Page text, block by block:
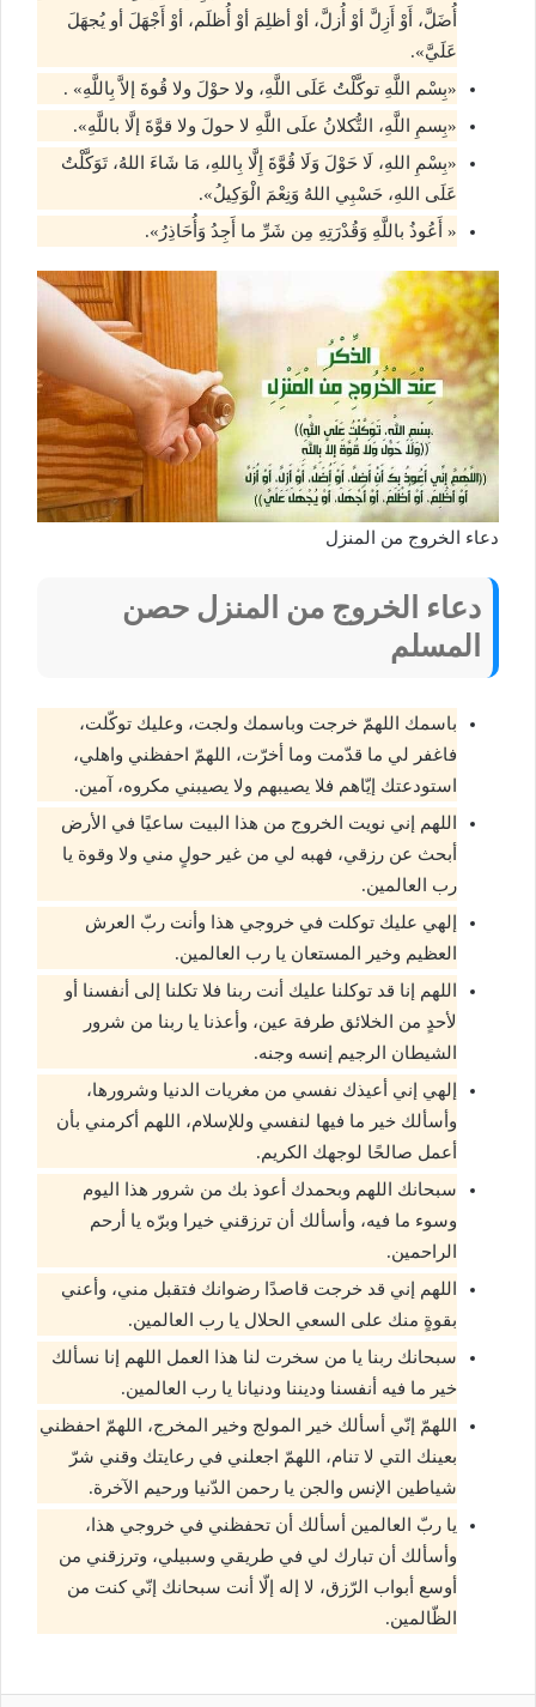
أُضَلَّ، أَوْ أَزِلَّ أوْ أُزلَّ، أوْ أظلِمَ أوْ أُظلَم، أوْ أَجْهَلَ أو يُجهَلَ
عَلَيَّ».
«بِسْم اللَّهِ توكَّلْتُ عَلَى اللَّهِ، ولا حوْلَ ولا قُوةَ إلاَّ بِاللَّهِ» .
«بِسمِ اللَّهِ، التُّكلانُ علَى اللَّهِ لا حولَ ولا قوَّةَ إلَّا باللَّهِ».
«بِسْمِ اللهِ، لَا حَوْلَ وَلَا قُوَّةَ إِلَّا بِاللهِ، مَا شَاءَ اللهُ، تَوَكَّلْتُ
عَلَى اللهِ، حَسْبِي اللهُ وَنِعْمَ الْوَكِيلُ».
« أَعُوذُ باللَّهِ وَقُدْرَتِهِ مِن شَرِّ ما أَجِدُ وَأُحَاذِرُ».
دعاء الخروج من المنزل
دعاء الخروج من المنزل حصن
المسلم
باسمك اللهمّ خرجت وباسمك ولجت، وعليك توكّلت،
فاغفر لي ما قدّمت وما أخرّت، اللهمّ احفظني واهلي،
استودعتك إيّاهم فلا يصيبهم ولا يصيبني مكروه، آمين.
اللهم إني نويت الخروج من هذا البيت ساعيًا في الأرض
أبحث عن رزقي، فهبه لي من غير حولٍ مني ولا وقوة يا
رب العالمين.
إلهي عليك توكلت في خروجي هذا وأنت ربّ العرش
العظيم وخير المستعان يا رب العالمين.
اللهم إنا قد توكلنا عليك أنت ربنا فلا تكلنا إلى أنفسنا أو
لأحدٍ من الخلائق طرفة عين، وأعذنا يا ربنا من شرور
الشيطان الرجيم إنسه وجنه.
إلهي إني أعيذك نفسي من مغريات الدنيا وشرورها،
وأسألك خير ما فيها لنفسي وللإسلام، اللهم أكرمني بأن
أعمل صالحًا لوجهك الكريم.
سبحانك اللهم وبحمدك أعوذ بك من شرور هذا اليوم
وسوء ما فيه، وأسألك أن ترزقني خيرا وبرّه يا أرحم
الراحمين.
اللهم إني قد خرجت قاصدًا رضوانك فتقبل مني، وأعني
بقوةٍ منك على السعي الحلال يا رب العالمين.
سبحانك ربنا يا من سخرت لنا هذا العمل اللهم إنا نسألك
خير ما فيه أنفسنا وديننا ودنيانا يا رب العالمين.
اللهمّ إنّي أسألك خير المولج وخير المخرج، اللهمّ احفظني
بعينك التي لا تنام، اللهمّ اجعلني في رعايتك وقني شرّ
شياطين الإنس والجن يا رحمن الدّنيا ورحيم الآخرة.
يا ربّ العالمين أسألك أن تحفظني في خروجي هذا،
وأسألك أن تبارك لي في طريقي وسبيلي، وترزقني من
أوسع أبواب الرّزق، لا إله إلّا أنت سبحانك إنّي كنت من
الظّالمين.